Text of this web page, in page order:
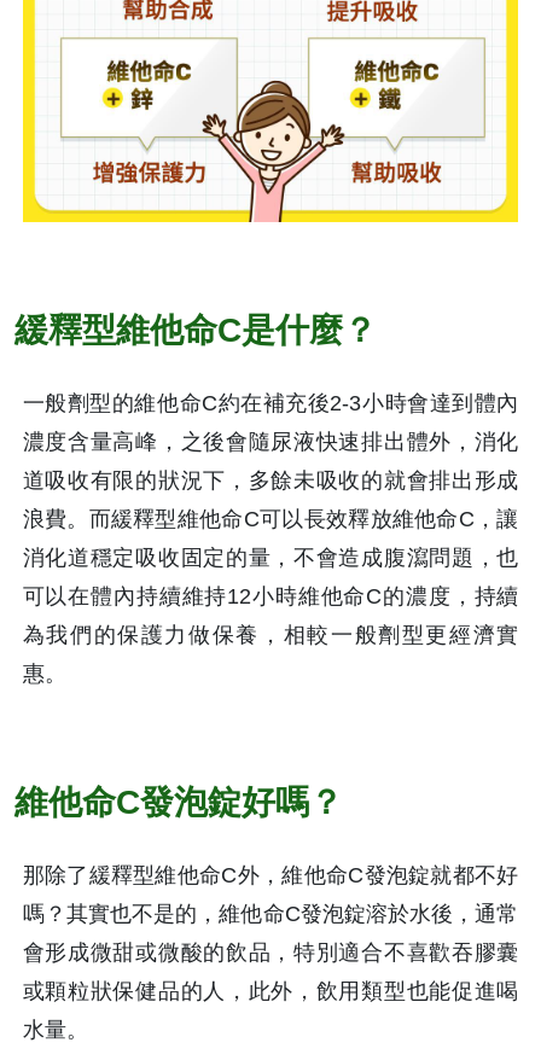
緩釋型維他命C是什麼？
一般劑型的維他命C約在補充後2-3小時會達到體內
濃度含量高峰，之後會隨尿液快速排出體外，消化
道吸收有限的狀況下，多餘未吸收的就會排出形成
浪費。而緩釋型維他命C可以長效釋放維他命C，讓
消化道穩定吸收固定的量，不會造成腹瀉問題，也
可以在體內持續維持12小時維他命C的濃度，持續
為我們的保護力做保養，相較一般劑型更經濟實
惠。
維他命C發泡錠好嗎？
那除了緩釋型維他命C外，維他命C發泡錠就都不好
嗎？其實也不是的，維他命C發泡錠溶於水後，通常
會形成微甜或微酸的飲品，特別適合不喜歡吞膠囊
或顆粒狀保健品的人，此外，飲用類型也能促進喝
水量。